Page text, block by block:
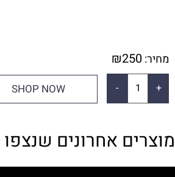
מחיר: ₪250
SHOP NOW
מוצרים אחרונים שנצפו